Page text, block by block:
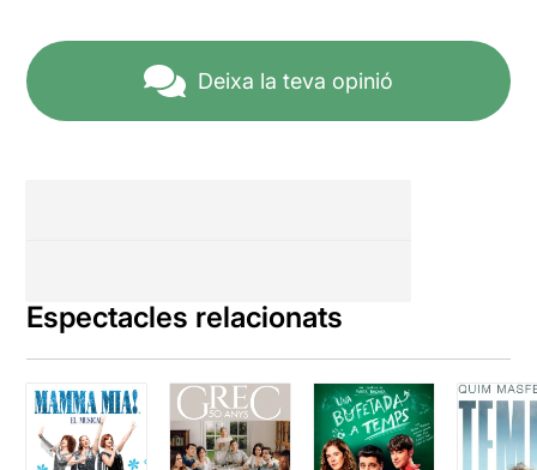
Deixa la teva opinió
Espectacles relacionats